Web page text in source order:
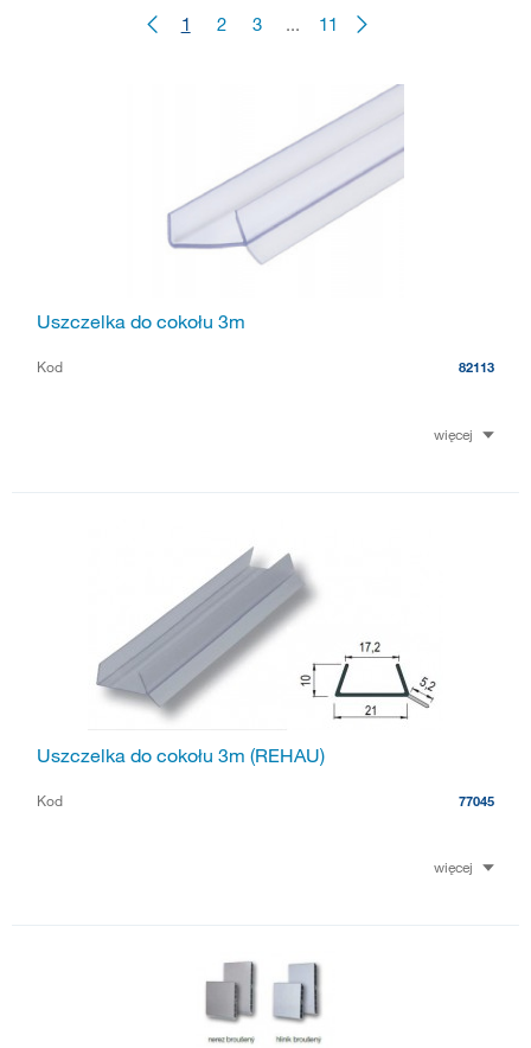
1 2 3 ... 11
Uszczelka do cokołu 3m
Kod 82113
więcej
Uszczelka do cokołu 3m (REHAU)
Kod 77045
więcej